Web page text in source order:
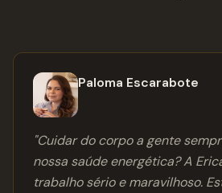
Paloma Escarabote
"Cuidar do corpo a gente
nossa saúde energética? A
trabalho sério e maravilhoso.